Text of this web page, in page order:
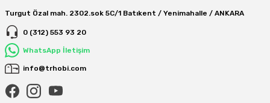
Turgut Özal mah. 2302.sok 5C/1 Batıkent / Yenimahalle / ANKARA
0 (312) 553 93 20
WhatsApp İletişim
info@trhobi.com